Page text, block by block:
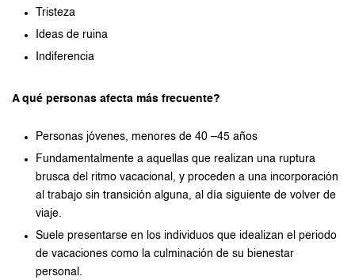
Tristeza
Ideas de ruina
Indiferencia
A qué personas afecta más frecuente?
Personas jóvenes, menores de 40 –45 años
Fundamentalmente a aquellas que realizan una ruptura
brusca del ritmo vacacional, y proceden a una incorporación
al trabajo sin transición alguna, al día siguiente de volver de
viaje.
Suele presentarse en los individuos que idealizan el periodo
de vacaciones como la culminación de su bienestar
personal.